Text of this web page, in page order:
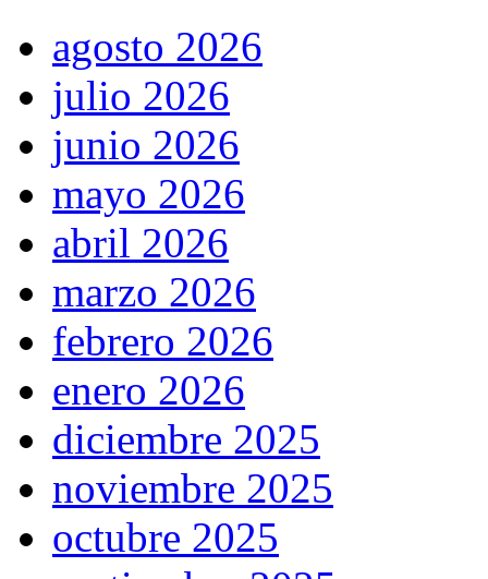
agosto 2026
julio 2026
junio 2026
mayo 2026
abril 2026
marzo 2026
febrero 2026
enero 2026
diciembre 2025
noviembre 2025
octubre 2025